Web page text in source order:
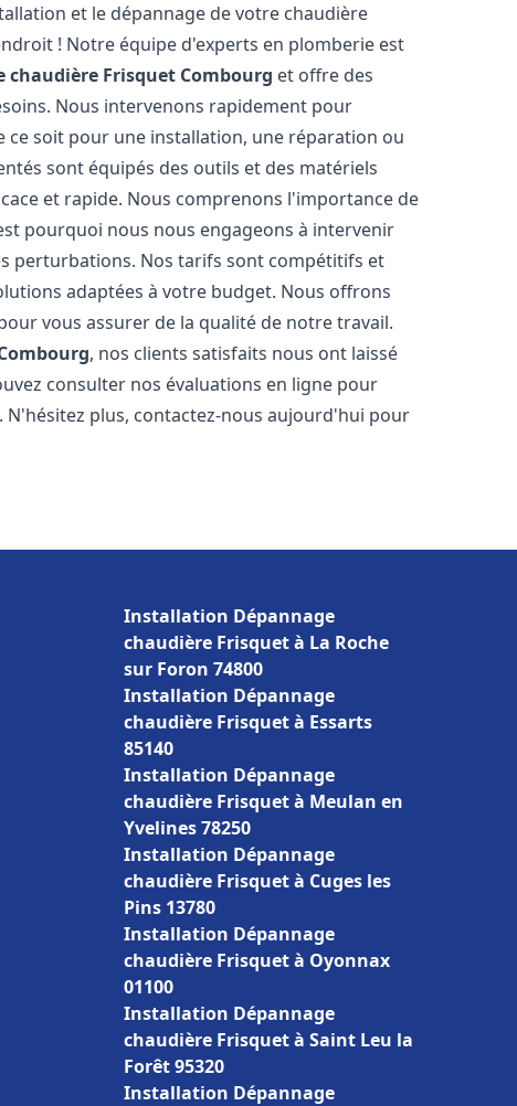
et le dépannage de votre chaudière
! Notre équipe d'experts en plomberie est
Frisquet Combourg et offre des
Nous intervenons rapidement pour
ce soit pour une installation, une réparation ou
sont équipés des outils et des matériels
et rapide. Nous comprenons l'importance de
pourquoi nous nous engageons à intervenir
perturbations. Nos tarifs sont compétitifs et
adaptées à votre budget. Nous offrons
vous assurer de la qualité de notre travail.
, nos clients satisfaits nous ont laissé
consulter nos évaluations en ligne pour
plus, contactez-nous aujourd'hui pour
Installation Dépannage
chaudière Frisquet à La Roche
sur Foron 74800
Installation Dépannage
chaudière Frisquet à Essarts
85140
Installation Dépannage
chaudière Frisquet à Meulan en
Yvelines 78250
Installation Dépannage
chaudière Frisquet à Cuges les
Pins 13780
Installation Dépannage
chaudière Frisquet à Oyonnax
01100
Installation Dépannage
chaudière Frisquet à Saint Leu la
Forêt 95320
Installation Dépannage